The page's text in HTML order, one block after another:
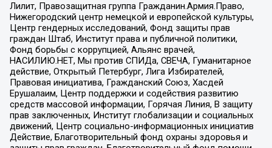
Лилит, Правозащитная группа Гражданин.Армия.Право,
Нижегородский центр немецкой и европейской культуры,
Центр гендерных исследований, Фонд защиты прав
граждан Штаб, Институт права и публичной политики,
Фонд борьбы с коррупцией, Альянс врачей,
НАСИЛИЮ.НЕТ, Мы против СПИДа, СВЕЧА, Гуманитарное
действие, Открытый Петербург, Лига Избирателей,
Правовая инициатива, Гражданский Союз, Хасдей
Ерушалаим, Центр поддержки и содействия развитию
средств массовой информации, Горячая Линия, В защиту
прав заключенных, Институт глобализации и социальных
движений, Центр социально-информационных инициатив
Действие, Благотворительный фонд охраны здоровья и